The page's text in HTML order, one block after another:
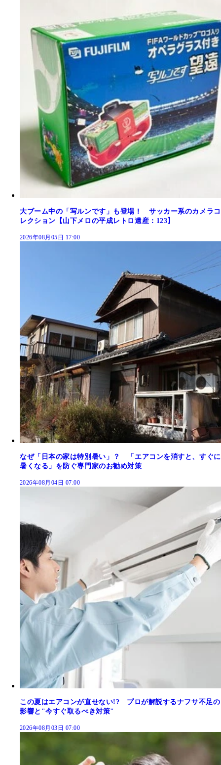
大ブーム中の「写ルンです」も登場！ サッカー系のカメラコ
レクション【山下メロの平成レトロ遺産：123】
2026年08月05日 17:00
なぜ「日本の家は特別暑い」？ 「エアコンを消すと、すぐに
暑くなる」を防ぐ専門家のお勧め対策
2026年08月04日 07:00
この夏はエアコンが直せない!? プロが解説するナフサ不足の
影響と"今すぐ取るべき対策"
2026年08月03日 07:00